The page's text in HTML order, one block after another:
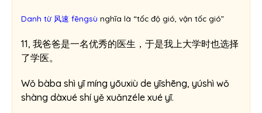
Danh từ 风速 fēngsù nghĩa là “tốc độ gió, vận tốc gió”
11, 我爸爸是一名优秀的医生，于是我上大学时也选择
了学医。
Wǒ bàba shì yī míng yōuxiù de yīshēng, yúshì wǒ
shàng dàxué shí yě xuǎnzéle xué yī.